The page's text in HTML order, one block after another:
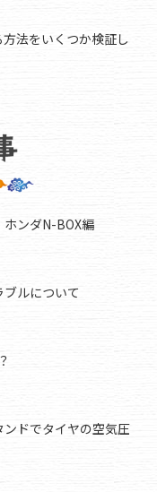
法をいくつか検証し
ンダN-BOX編
ルについて
ドでタイヤの空気圧